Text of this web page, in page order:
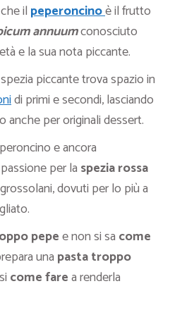
il peperoncinoè il frutto
annuumconosciuto
e la sua nota piccante.
piccante trova spazio in
di primi e secondi, lasciando
anche per originali dessert.
e ancora
per la speziarossa
dovuti per lo più a
pepee non si sa come
unapasta troppo
come farea renderla